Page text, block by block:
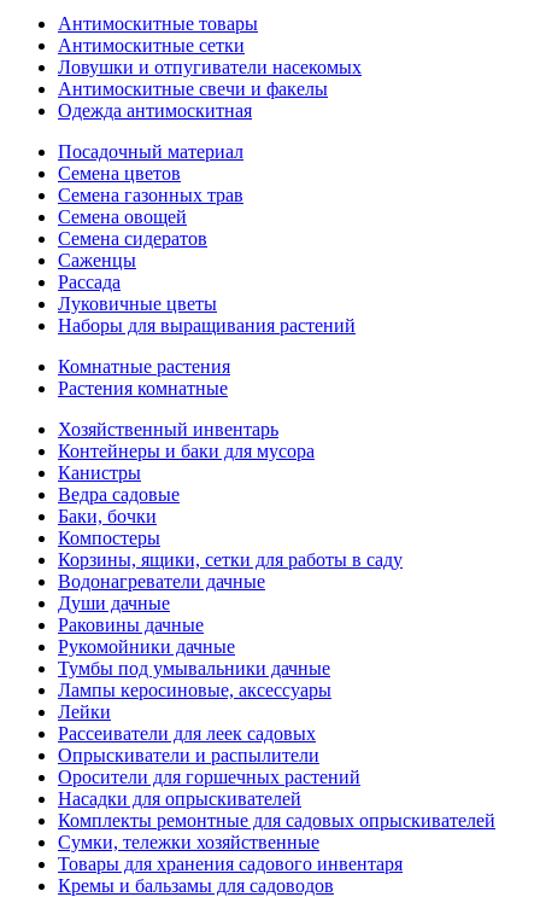
Антимоскитные товары
Антимоскитные сетки
Ловушки и отпугиватели насекомых
Антимоскитные свечи и факелы
Одежда антимоскитная
Посадочный материал
Семена цветов
Семена газонных трав
Семена овощей
Семена сидератов
Саженцы
Рассада
Луковичные цветы
Наборы для выращивания растений
Комнатные растения
Растения комнатные
Хозяйственный инвентарь
Контейнеры и баки для мусора
Канистры
Ведра садовые
Баки, бочки
Компостеры
Корзины, ящики, сетки для работы в саду
Водонагреватели дачные
Души дачные
Раковины дачные
Рукомойники дачные
Тумбы под умывальники дачные
Лампы керосиновые, аксессуары
Лейки
Рассеиватели для леек садовых
Опрыскиватели и распылители
Оросители для горшечных растений
Насадки для опрыскивателей
Комплекты ремонтные для садовых опрыскивателей
Сумки, тележки хозяйственные
Товары для хранения садового инвентаря
Кремы и бальзамы для садоводов